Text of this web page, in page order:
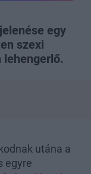
egy
szexi
lehengerlő.
utána a
egyre